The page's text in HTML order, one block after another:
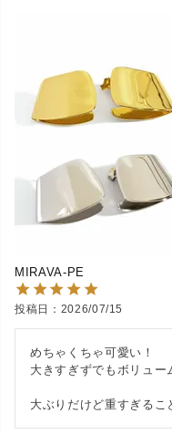
MIRAVA-PE
投稿日 2026/07/15
めちゃくちゃ可愛い！
大きすぎずでもボリュー
大ぶりだけど重すぎるこ